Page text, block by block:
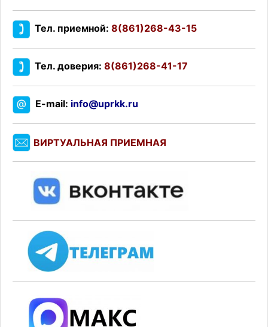
Тел. приемной: 8(861)268-43-15
Тел. доверия: 8(861)268-41-17
E-mail: info@uprkk.ru
ВИРТУАЛЬНАЯ ПРИЕМНАЯ